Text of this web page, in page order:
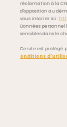
réclamation à la
d'opposition au
vous inscrire ici :
Données
sensibles dans le
Ce site est protégé
onditions